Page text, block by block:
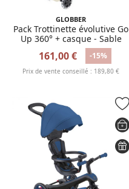
GLOBBER
Pack Trottinette évolutive Go
Up 360° + casque - Sable
161,00 € -15%
Prix de vente conseillé : 189,80 €